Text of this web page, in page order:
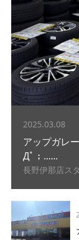
2025.03.08
アップガレ
Дﾟ；......
長野伊那店ス